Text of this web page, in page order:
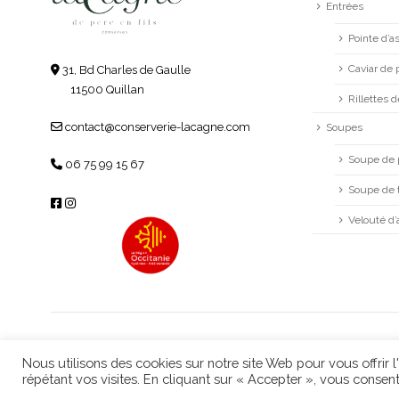
31, Bd Charles de Gaulle
11500 Quillan
contact@conserverie-lacagne.com
06 75 99 15 67
Entrées
Pointe
Caviar de
Rillettes
Soupes
Soupe de
Soupe de
Velouté
Nous utilisons des cookies sur notre site Web pour vous offrir
répétant vos visites. En cliquant sur « Accepter », vous